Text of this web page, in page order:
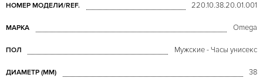
НОМЕР МОДЕЛИ/REF. 220.10.38.20.01.001
МАРКА Omega
ПОЛ Мужские - Часы унисекс
ДИАМЕТР (MM) 38